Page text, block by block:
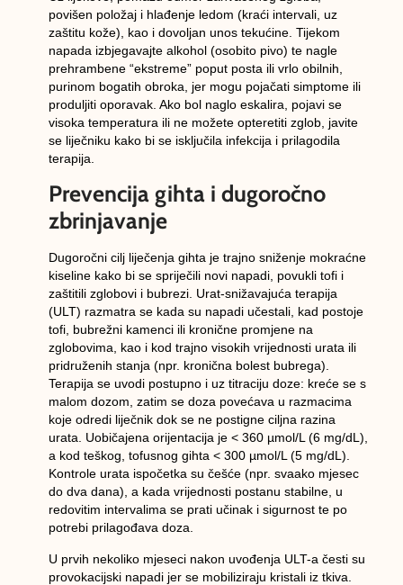
povišen položaji hlađenje ledom (kraći intervali, uz
zaštitu kože), kao i dovoljan unos tekućine. Tijekom
napada izbjegavajte alkohol(osobito pivo) te nagle
prehrambene “ekstreme”poput posta ili vrlo obilnih,
purinom bogatih obroka, jer mogu pojačati simptome ili
produljiti oporavak. Ako bol naglo eskalira, pojavi se
visoka temperatura ili ne možete opteretiti zglob, javite
se liječniku kako bi se isključila infekcija i prilagodila
terapija.
Prevencija gihta i dugoročno
zbrinjavanje
Dugoročni cilj liječenja gihta je trajno sniženje mokraćne
kiselinekako bi se spriječili novi napadi, povukli tofi i
zaštitili zglobovi i bubrezi. Urat-snižavajuća terapija
(ULT) razmatra se kada su napadi učestali, kad postoje
tofi, bubrežni kamenciili kronične promjene na
zglobovima, kao i kod trajno visokih vrijednosti urata ili
pridruženih stanja (npr. kronična bolest bubrega).
Terapija se uvodi postupno i uz titraciju doze: kreće se s
malom dozom, zatim se doza povećava u razmacima
koje odredi liječnik dok se ne postigne ciljna razina
urata. Uobičajena orijentacija je < 360 µmol/L (6 mg/dL)
a kod teškog, tofusnog gihta < 300 µmol/L (5 mg/dL)
Kontrole urata ispočetka su češće (npr. svaako mjesec
do dva dana), a kada vrijednosti postanu stabilne, u
redovitim intervalima se prati učinak i sigurnost te po
potrebi prilagođava doza.
U prvih nekoliko mjeseci nakon uvođenja ULT-a česti su
provokacijski napadijer se mobiliziraju kristali iz tkiva.